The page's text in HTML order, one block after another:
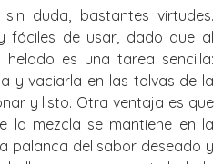
duda, bastantes virtudes.
fáciles de usar, dado que al
es una tarea sencilla:
y vaciarla en las tolvas de la
y listo. Otra ventaja es que
la mezcla se mantiene en la
palanca del sabor deseado y